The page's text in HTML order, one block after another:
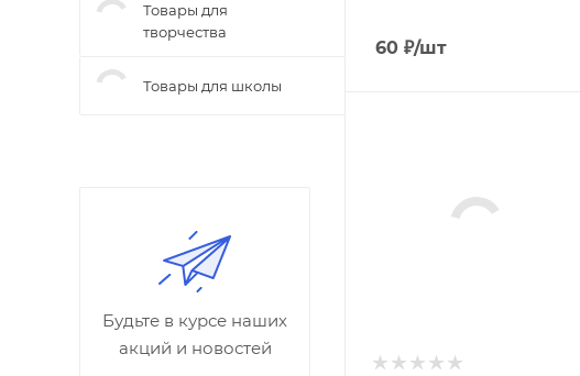
60 ₽/шт
Товары для
творчества
Товары для школы
Будьте в курсе наших
акций и новостей